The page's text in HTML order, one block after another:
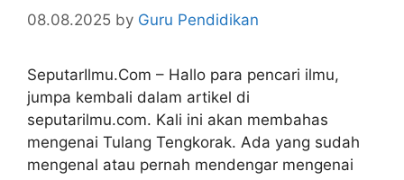
08.08.2025 by Guru Pendidikan
SeputarIlmu.Com – Hallo para pencari ilmu,
jumpa kembali dalam artikel di
seputarilmu.com. Kali ini akan membahas
mengenai Tulang Tengkorak. Ada yang sudah
mengenal atau pernah mendengar mengenai